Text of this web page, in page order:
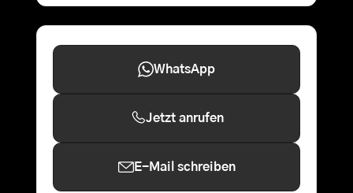
WhatsApp
Jetzt anrufen
E-Mail schreiben